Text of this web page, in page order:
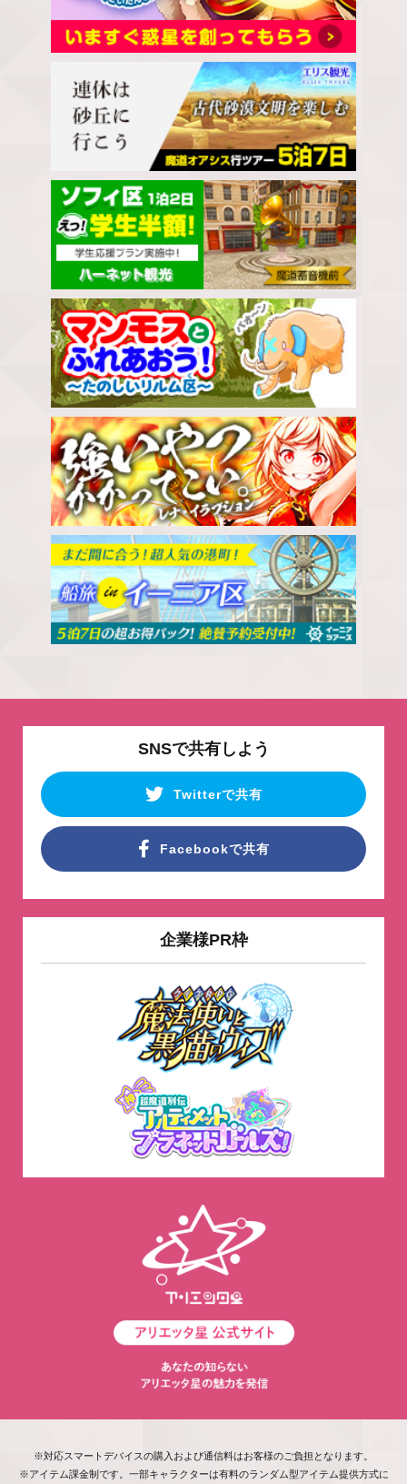
SNSで共有しよう
Twitterで共有
Facebookで共有
企業様PR枠
※対応スマートデバイスの購入および通信料はお客様のご負担となります。
※アイテム課金制です。一部キャラクターは有料のランダム型アイテム提供方式に